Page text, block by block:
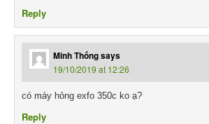
Reply
Minh Thốngsays
19/10/2019 at 12:26
có máy hỏng exfo 350c ko ạ?
Reply